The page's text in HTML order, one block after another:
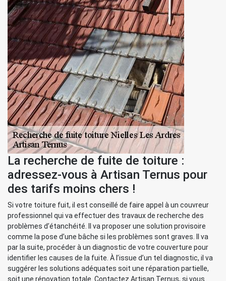
La recherche de fuite de toiture :
adressez-vous à Artisan Ternus pour
des tarifs moins chers !
Si votre toiture fuit, il est conseillé de faire appel à un couvreur
professionnel qui va effectuer des travaux de recherche des
problèmes d’étanchéité. Il va proposer une solution provisoire
comme la pose d’une bâche si les problèmes sont graves. Il va
par la suite, procéder à un diagnostic de votre couverture pour
identifier les causes de la fuite. À l’issue d’un tel diagnostic, il va
suggérer les solutions adéquates soit une réparation partielle,
soit une rénovation totale. Contactez Artisan Ternus, si vous